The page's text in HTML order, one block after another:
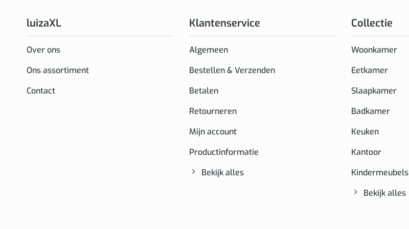
luizaXL
Over ons
Ons assortiment
Contact
Klantenservice
Algemeen
Bestellen & Verzenden
Betalen
Retourneren
Mijn account
Productinformatie
Bekijk alles
Collectie
Woonkamer
Eetkamer
Slaapkamer
Badkamer
Keuken
Kantoor
Kindermeubels
Bekijk alles